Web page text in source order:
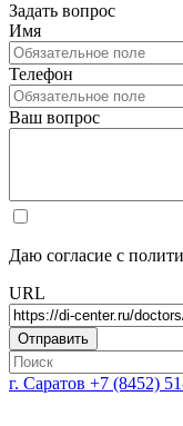
Задать вопрос
Имя
Телефон
Ваш вопрос
Даю согласие с
URL
г. Саратов +7 (8452)